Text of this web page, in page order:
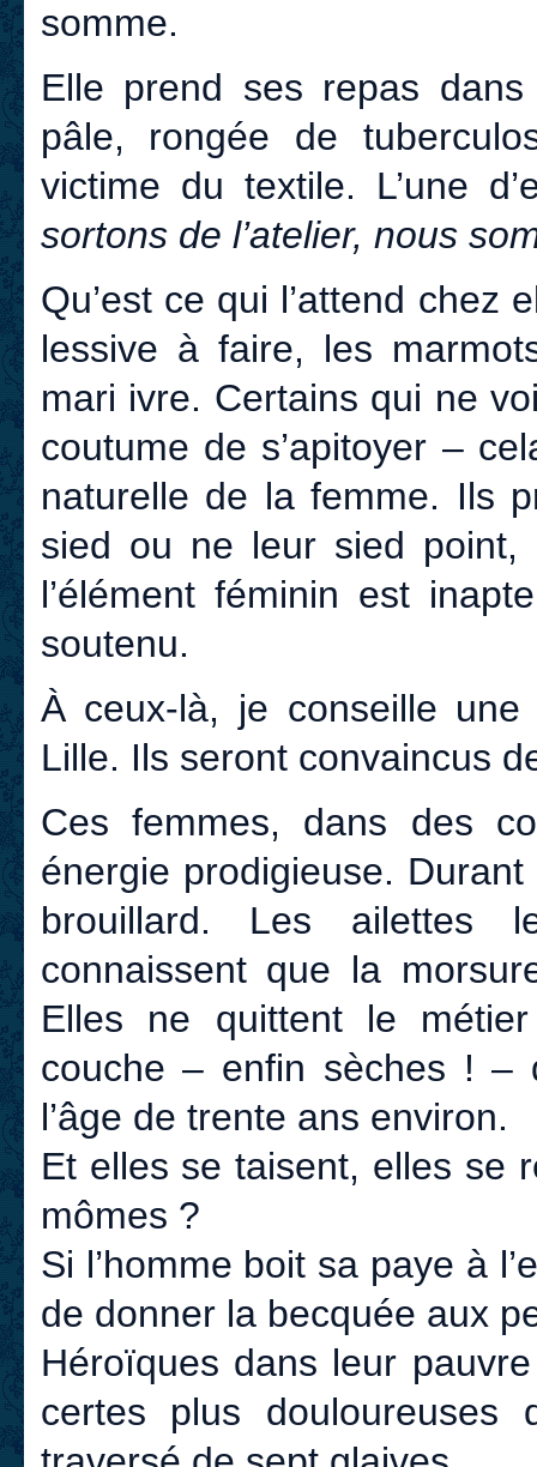
somme.
Elle prend ses repas dans
pâle, rongée de
victime du textile. L’une
sortons de l’atelier, nous
Qu’est ce qui l’attend chez
lessive à faire, les
mari ivre. Certains qui ne
coutume de s’apitoyer –
naturelle de la femme. Ils
sied ou ne leur sied point,
l’élément féminin est
soutenu.
À ceux-là, je conseille
Lille. Ils seront convaincus
Ces femmes, dans des
énergie prodigieuse.
brouillard. Les ailettes
connaissent que la
Elles ne quittent le
couche – enfin sèches ! –
l’âge de trente ans environ.
Et elles se taisent, elles se
mômes ?
Si l’homme boit sa paye à
de donner la becquée aux
Héroïques dans leur
certes plus